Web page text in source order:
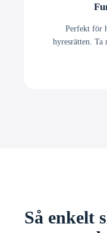
Perfekt för
hyresrätten. Ta
Så enkelt